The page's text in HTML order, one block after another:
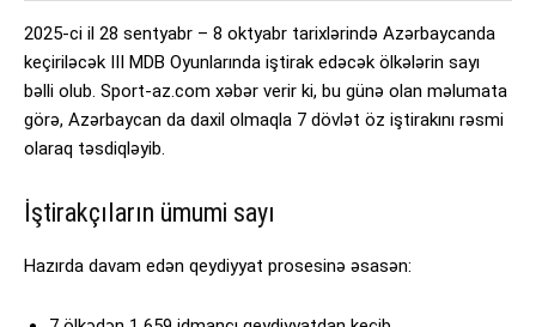
2025-ci il 28 sentyabr – 8 oktyabr tarixlərində Azərbaycanda
keçiriləcək III MDB Oyunlarında iştirak edəcək ölkələrin sayı
bəlli olub. Sport-az.com xəbər verir ki, bu günə olan məlumata
görə, Azərbaycan da daxil olmaqla 7 dövlət öz iştirakını rəsmi
olaraq təsdiqləyib.
İştirakçıların ümumi sayı
Hazırda davam edən qeydiyyat prosesinə əsasən: